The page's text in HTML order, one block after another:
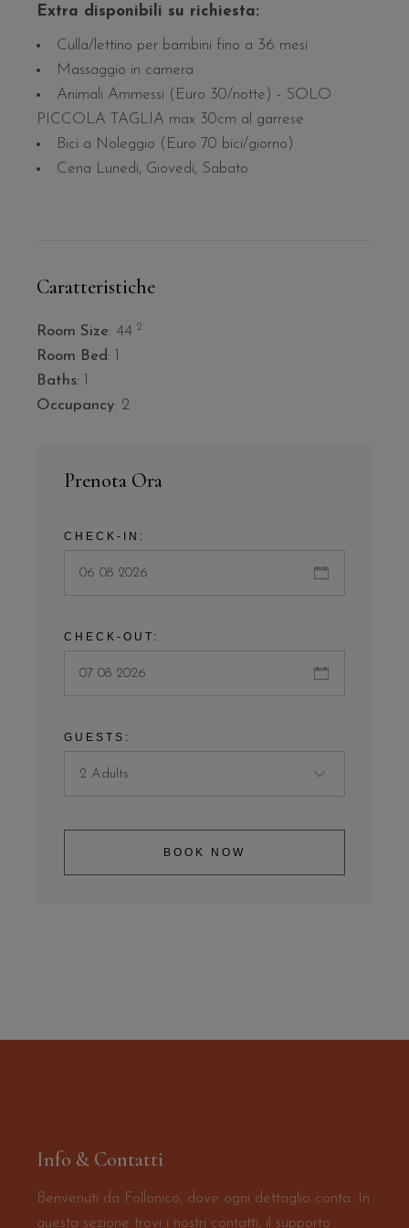
Extra disponibili su richiesta:
Culla/lettino per bambini fino a 36 mesi
Massaggio in camera
Animali Ammessi (Euro 30/notte) - SOLO
PICCOLA TAGLIA max 30cm al garrese
Bici a Noleggio (Euro 70 bici/giorno)
Cena Lunedi, Giovedi, Sabato
Caratteristiche
Room Size: 442
Room Bed: 1
Baths: 1
Occupancy: 2
Prenota Ora
CHECK-IN:
CHECK-OUT:
GUESTS:
BOOK NOW
Info & Contatti
Benvenuti da Follonico, dove ogni dettaglio conta. In
questa sezione trovi i nostri contatti, il supporto